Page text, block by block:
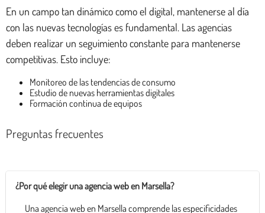
En un campo tan dinámico como el digital, mantenerse al día
con las nuevas tecnologías es fundamental. Las agencias
deben realizar un seguimiento constante para mantenerse
competitivas. Esto incluye:
Monitoreo de las tendencias de consumo
Estudio de nuevas herramientas digitales
Formación continua de equipos
Preguntas frecuentes
¿Por qué elegir una agencia web en Marsella?
Una agencia web en Marsella comprende las especificidades